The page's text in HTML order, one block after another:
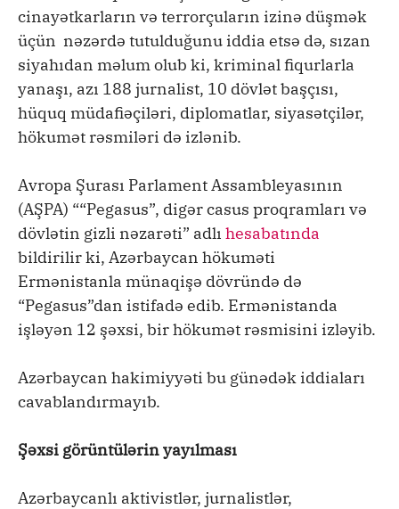
cinayətkarların və terrorçuların izinə düşmək
üçün nəzərdə tutulduğunu iddia etsə də, sızan
siyahıdan məlum olub ki, kriminal fiqurlarla
yanaşı, azı 188 jurnalist, 10 dövlət başçısı,
hüquq müdafiəçiləri, diplomatlar, siyasətçilər,
hökumət rəsmiləri də izlənib.
Avropa Şurası Parlament Assambleyasının
(AŞPA) ““Pegasus”, digər casus proqramları və
dövlətin gizli nəzarəti” adlı hesabatında
bildirilir ki, Azərbaycan hökuməti
Ermənistanla münaqişə dövründə də
“Pegasus”dan istifadə edib. Ermənistanda
işləyən 12 şəxsi, bir hökumət rəsmisini izləyib.
Azərbaycan hakimiyyəti bu günədək iddiaları
cavablandırmayıb.
Şəxsi görüntülərin yayılması
Azərbaycanlı aktivistlər, jurnalistlər,